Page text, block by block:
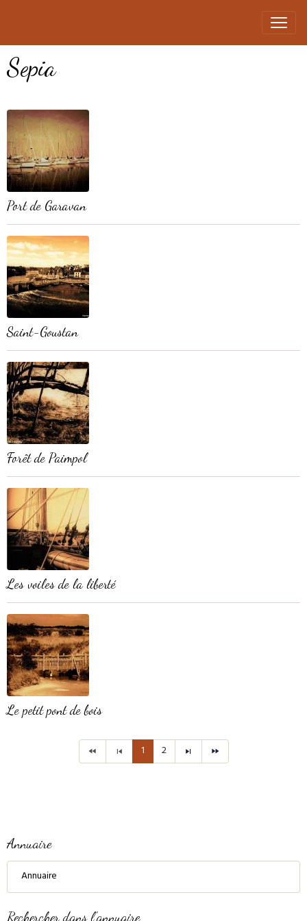
Sepia
Port de Garavan
Saint-Goustan
Forêt de Paimpol
Les voiles de la liberté
Le petit pont de bois
1 2
Annuaire
Annuaire
Rechercher dans l'annuaire